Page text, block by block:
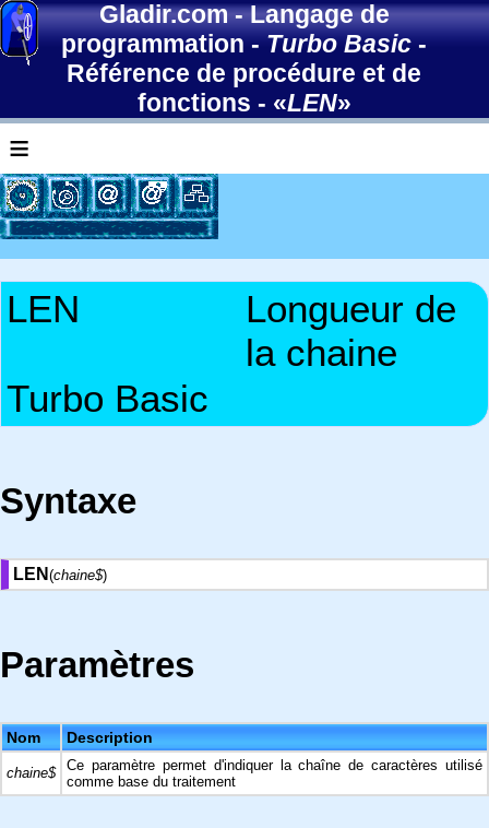
Gladir.com-Langage de
programmation-Turbo Basic-
Référence de procédure et de
fonctions - «LEN»
≡
LEN
Longueur de
la chaine
Turbo Basic
Syntaxe
LEN (chaine$)
Paramètres
Nom Description
chaine$
Ce paramètre permet d'indiquer la chaîne de caractères utilisé
comme base du traitement